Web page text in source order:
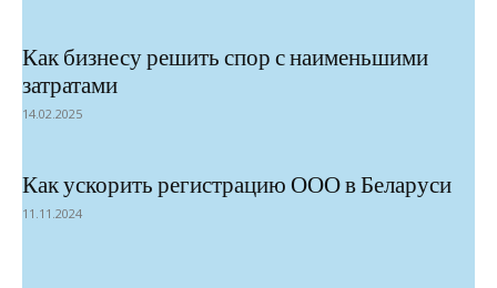
Как бизнесу решить спор с наименьшими
затратами
14.02.2025
Как ускорить регистрацию ООО в Беларуси
11.11.2024